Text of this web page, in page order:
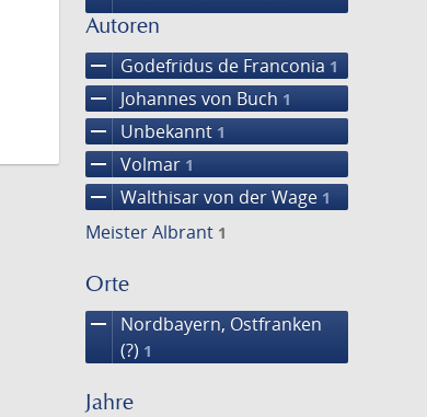
Autoren
remove Godefridus de Franconia 1
remove Johannes von Buch 1
remove Unbekannt 1
remove Volmar 1
remove Walthisar von der Wage 1
Meister Albrant 1
Orte
remove
Nordbayern, Ostfranken
(?) 1
Jahre